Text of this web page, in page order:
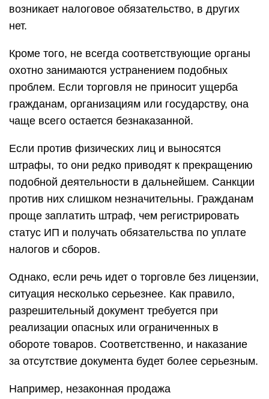
возникает налоговое обязательство, в других
нет.
Кроме того, не всегда соответствующие органы
охотно занимаются устранением подобных
проблем. Если торговля не приносит ущерба
гражданам, организациям или государству, она
чаще всего остается безнаказанной.
Если против физических лиц и выносятся
штрафы, то они редко приводят к прекращению
подобной деятельности в дальнейшем. Санкции
против них слишком незначительны. Гражданам
проще заплатить штраф, чем регистрировать
статус ИП и получать обязательства по уплате
налогов и сборов.
Однако, если речь идет о торговле без лицензии,
ситуация несколько серьезнее. Как правило,
разрешительный документ требуется при
реализации опасных или ограниченных в
обороте товаров. Соответственно, и наказание
за отсутствие документа будет более серьезным.
Например, незаконная продажа